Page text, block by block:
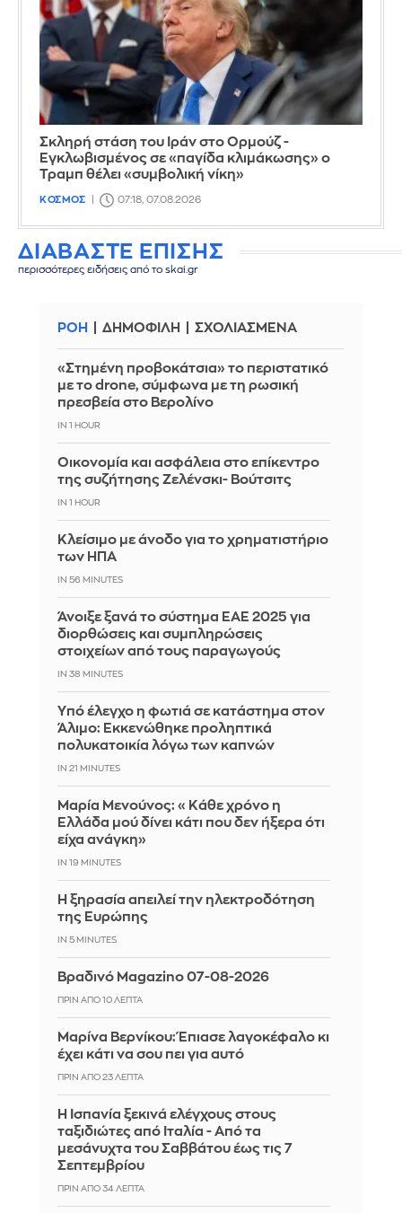
Σκληρή στάση του Ιράν στο Ορμούζ -
Εγκλωβισμένος σε «παγίδα κλιμάκωσης» ο
Τραμπ θέλει «συμβολική νίκη»
ΚΟΣΜΟΣ 07:18, 07.08.2026
ΔΙΑΒΑΣΤΕ ΕΠΙΣΗΣ
περισσότερες ειδήσεις από το skai.gr
ΡΟΗ ΔΗΜΟΦΙΛΗ ΣΧΟΛΙΑΣΜΕΝΑ
«Στημένη προβοκάτσια» το περιστατικό
με το drone, σύμφωνα με τη ρωσική
πρεσβεία στο Βερολίνο
IN 1 HOUR
Οικονομία και ασφάλεια στο επίκεντρο
της συζήτησης Ζελένσκι- Βούτσιτς
IN 1 HOUR
Κλείσιμο με άνοδο για το χρηματιστήριο
των ΗΠΑ
IN 56 MINUTES
Άνοιξε ξανά το σύστημα ΕΑΕ 2025 για
διορθώσεις και συμπληρώσεις
στοιχείων από τους παραγωγούς
IN 38 MINUTES
Yπό έλεγχο η φωτιά σε κατάστημα στον
Άλιμο: Εκκενώθηκε προληπτικά
πολυκατοικία λόγω των καπνών
IN 21 MINUTES
Μαρία Μενούνος: «Κάθε χρόνο η
Ελλάδα μού δίνει κάτι που δεν ήξερα ότι
είχα ανάγκη»
IN 19 MINUTES
Η ξηρασία απειλεί την ηλεκτροδότηση
της Ευρώπης
IN 5 MINUTES
Βραδινό Magazino 07-08-2026
ΠΡΙΝ ΑΠΌ 10 ΛΕΠΤΆ
Μαρίνα Βερνίκου: Έπιασε λαγοκέφαλο κι
έχει κάτι να σου πει για αυτό
ΠΡΙΝ ΑΠΌ 23 ΛΕΠΤΆ
Η Ισπανία ξεκινά ελέγχους στους
ταξιδιώτες από Ιταλία - Από τα
μεσάνυχτα του Σαββάτου έως τις 7
Σεπτεμβρίου
ΠΡΙΝ ΑΠΌ 34 ΛΕΠΤΆ